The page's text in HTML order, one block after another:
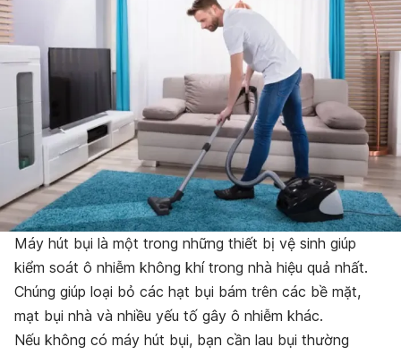
Máy hút bụi là một trong những thiết bị vệ sinh giúp
kiểm soát ô nhiễm không khí trong nhà hiệu quả nhất.
Chúng giúp loại bỏ các hạt bụi bám trên các bề mặt,
mạt bụi nhà và nhiều yếu tố gây ô nhiễm khác.
Nếu không có máy hút bụi, bạn cần lau bụi thường